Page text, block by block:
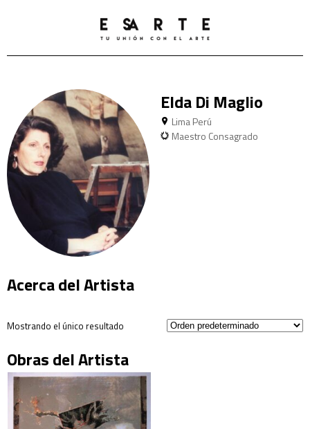
Elda Di Maglio
Lima Perú
Maestro Consagrado
Acerca del Artista
Mostrando el único resultado
Obras del Artista